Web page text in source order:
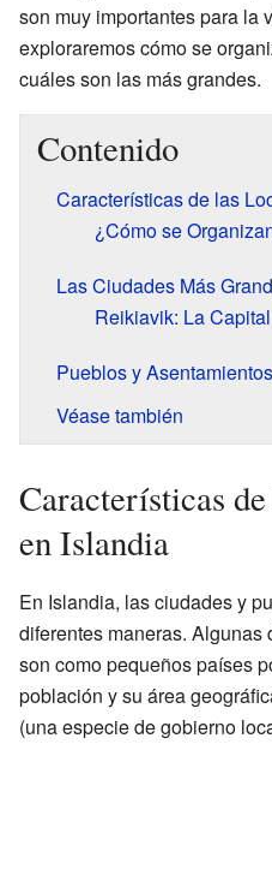
son muy importantes para la
exploraremos cómo se
cuáles son las más grandes.
Contenido
Características de las
¿Cómo se
Las Ciudades Más
Reikiavik: La
Pueblos y
Véase también
Características
en Islandia
En Islandia, las ciudades y
diferentes maneras.
son como pequeños países
población y su área
(una especie de gobierno